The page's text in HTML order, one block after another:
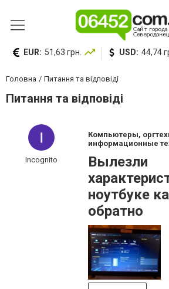
EUR: 51,63 грн. USD: 44,74
Головна Питання та відповіді
Питання та відповіді
Incognito
Компьютеры,
информационные
Вылезли
ноутбуке
обратно